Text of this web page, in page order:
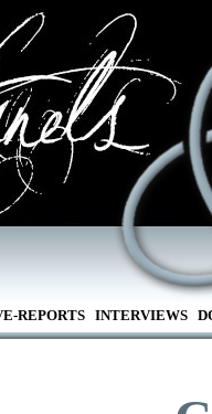
REPORTS INTERVIEWS